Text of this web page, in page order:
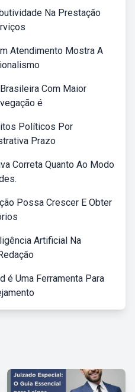
Na Prestação
Atendimento Mostra A
Com Maior
é
Políticos Por
Prazo
Correta Quanto Ao Modo
Possa Crescer E Obter
Artificial Na
é Uma Ferramenta Para